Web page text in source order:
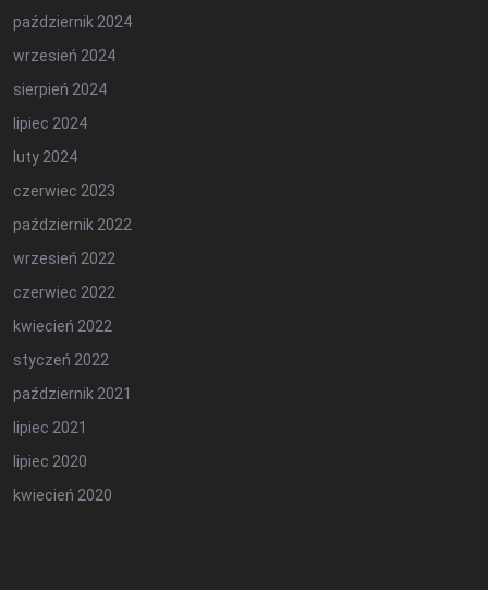
październik 2024
wrzesień 2024
sierpień 2024
lipiec 2024
luty 2024
czerwiec 2023
październik 2022
wrzesień 2022
czerwiec 2022
kwiecień 2022
styczeń 2022
październik 2021
lipiec 2021
lipiec 2020
kwiecień 2020